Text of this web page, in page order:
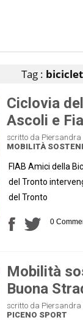
Tag :
Ciclovia
Ascoli e
scritto da Piersandra
MOBILITÀ
FIAB Amici della
del Tronto
del Tronto
0
Mobilità
Buona
scritto da Piersandra
PICENO SPORT